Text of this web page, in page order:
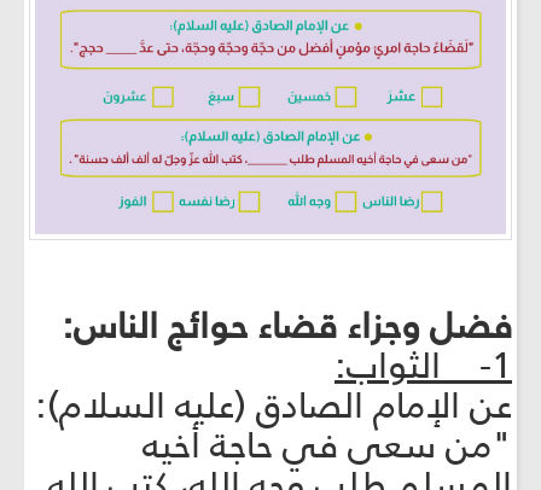
فضل وجزاء قضاء حوائج الناس:
1- الثواب:
عن الإمام الصادق (عليه السلام):
"من سعى في حاجة أخيه